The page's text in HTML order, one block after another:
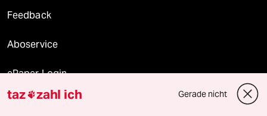
Feedback
Aboservice
ePaper Login
Downloads für Abonnierende
taz zahl ich Gerade nicht